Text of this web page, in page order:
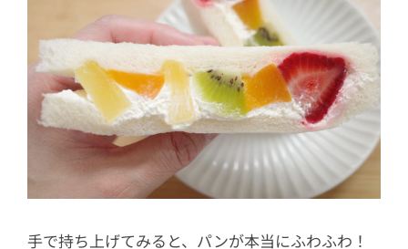
手で持ち上げてみると、パンが本当にふわふわ！